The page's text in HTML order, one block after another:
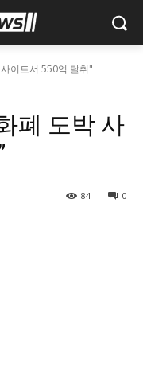
이트서 550억 탈취"
폐 도박 사
0
84